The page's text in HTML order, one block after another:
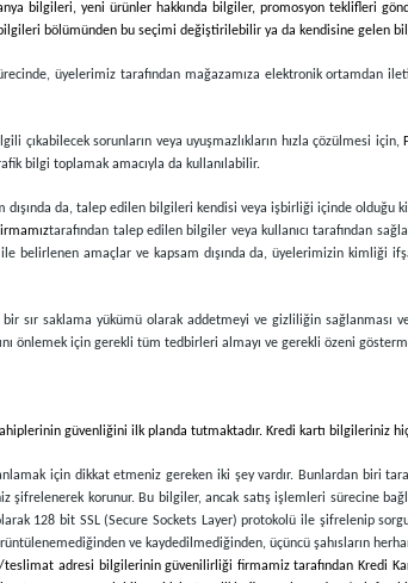
bilgileri, yeni ürünler hakkında bilgiler, promosyon teklifleri
bölümünden bu seçimi değiştirilebilir ya da kendisine gelen
üyelerimiz tarafından mağazamıza elektronik ortamdan
çıkabilecek sorunların veya uyuşmazlıkların hızla çözülmesi için,
bilgi toplamak amacıyla da kullanılabilir.
da, talep edilen bilgileri kendisi veya işbirliği içinde
tarafından talep edilen bilgiler veya kullanıcı tarafından
belirlenen amaçlar ve kapsam dışında da, üyelerimizin kimliği
sır saklama yükümü olarak addetmeyi ve gizliliğin sağlanması
önlemek için gerekli tüm tedbirleri almayı ve gerekli özeni
güvenliğini ilk planda tutmaktadır. Kredi kartı bilgileriniz
için dikkat etmeniz gereken iki şey vardır. Bunlardan biri
korunur. Bu bilgiler, ancak satış işlemleri sürecine
128 bit SSL (Secure Sockets Layer) protokolü ile şifrelenip
ve kaydedilmediğinden, üçüncü şahısların
adresi bilgilerinin güvenilirliği firmamiz tarafından Kredi